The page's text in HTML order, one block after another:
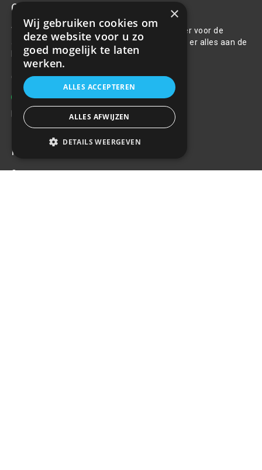
Over ons
Welkom bij R&R Parts Automotive, uw partner voor de
aanschaf van alle auto accessoires. Wij doen er alles aan de
beste selectie, service & prijs te bieden.
Contact
+31(0)85 486 83 17
info@rrparts.nl
Klantenservice
Over ons
×
Wij gebruiken cookies om
deze website voor u zo
goed mogelijk te laten
werken.
ALLES ACCEPTEREN
ALLES AFWIJZEN
DETAILS WEERGEVEN